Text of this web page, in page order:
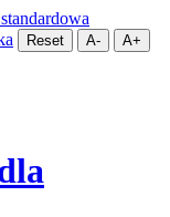
Reset A- A+